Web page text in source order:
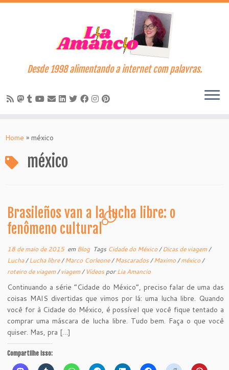
to
Desde 1998 alimentando a internet com palavras.
Home » méxico
méxico
Brasileños van a la lucha libre: o
fenômeno cultural
1
18 de maio de 2015em Blog Tags Cidade do México/Dicas de viagem/
Lucha/Lucha libre/Marco Corleone/Mascarados/Maximo/méxico/
roteiro de viagem/viagem/ Vídeos porLia Amancio
Continuando a série “Cidade do México”, preciso falar de uma das
coisas MAIS divertidas que vimos por lá: uma lucha libre. Quando
você for à Cidade do México, é possível que você fique tentado a
comprar uma máscara de lucha libre. Tudo bem. Faça o que você
quiser. Mas, pra […]
Compartilhe isso: